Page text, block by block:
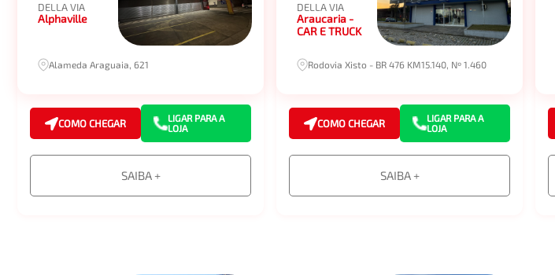
DELLA VIA
Alphaville
Alameda Araguaia, 621
COMO CHEGAR
LIGAR PARA A
LOJA
SAIBA +
DELLA VIA
Araucaria -
CAR E TRUCK
Rodovia Xisto - BR 476 KM15.140, Nº 1.460
COMO CHEGAR
LIGAR PARA A
LOJA
SAIBA +